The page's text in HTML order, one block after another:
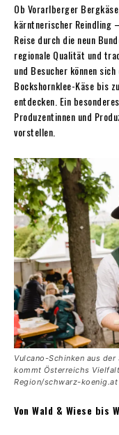
Ob Vorarlberger
kärntnerischer Reindling
Reise durch die neun
regionale Qualität und
und Besucher können
Bockshornklee-Käse bis
entdecken. Ein
Produzentinnen und
vorstellen.
Vulcano-Schinken aus
kommt Österreichs
Region/schwarz-koenig.at
Von Wald & Wiese bis